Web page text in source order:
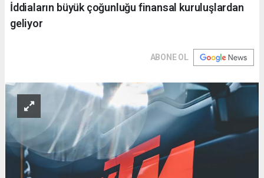
İddiaların büyük çoğunluğu finansal kuruluşlardan
geliyor
ABONE OL